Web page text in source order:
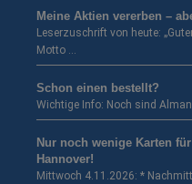
Meine Aktien vererben –
Leserzuschrift von heute:
Motto …
Schon einen bestellt?
Wichtige Info: Noch sind
Nur noch wenige Karten
Hannover!
Mittwoch 4.11.2026: *